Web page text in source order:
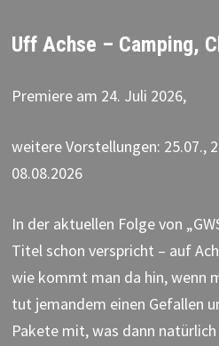
Uff Achse – Camping,
Premiere am 24. Juli 2026,
weitere Vorstellungen: 25.07.,
08.08.2026
In der aktuellen Folge von
Titel schon verspricht – auf
wie kommt man da hin, wenn
tut jemandem einen Gefallen
Pakete mit, was dann